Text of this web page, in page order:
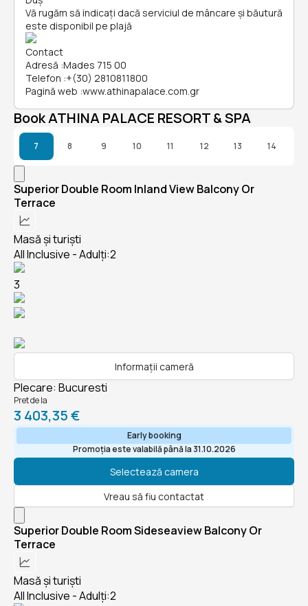
Vă rugăm să indicați dacă serviciul de mâncare și băutură
este disponibil pe plajă
Contact
Adresă :Mades 715 00
Telefon :+(30) 2810811800
Pagină web :www.athinapalace.com.gr
Book ATHINA PALACE RESORT & SPA
7 8 9 10 11 12 13 14
Superior Double Room Inland View Balcony Or
Terrace
Masă și turiști
All Inclusive - Adulți:2
3
Informații cameră
Plecare: Bucuresti
Pret de la
3 403,35 €
Early booking
Promoția este valabilă până la 31.10.2026
Selectează camera
Vreau să fiu contactat
Superior Double Room Sideseaview Balcony Or
Terrace
Masă și turiști
All Inclusive - Adulți:2